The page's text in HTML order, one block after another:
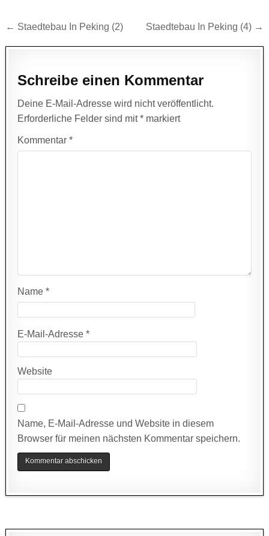
Beitragsnavigation
← Staedtebau In Peking (2) Staedtebau In Peking (4) →
Schreibe einen Kommentar
Deine E-Mail-Adresse wird nicht veröffentlicht.
Erforderliche Felder sind mit* markiert
Kommentar*
Name*
E-Mail-Adresse*
Website
Name, E-Mail-Adresse und Website in diesem
Browser für meinen nächsten Kommentar speichern.